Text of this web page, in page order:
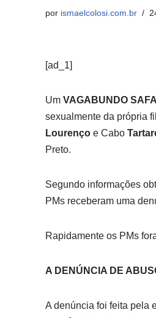
por ismaelcolosi.com.br
[ad_1]
Um VAGABUNDO
sexualmente da própria
Lourençoe Cabo
Preto.
Segundo informações
PMs receberam uma
Rapidamente os PMs
A DENÚNCIA DE
A denúncia foi feita pela